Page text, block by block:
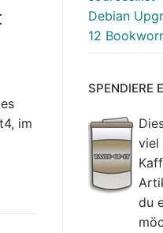
im
Debian
12
SPENDIERE
viel
du